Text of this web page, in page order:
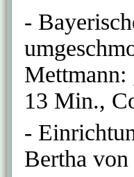
-
Mettmann:
13 Min.,
-
Bertha